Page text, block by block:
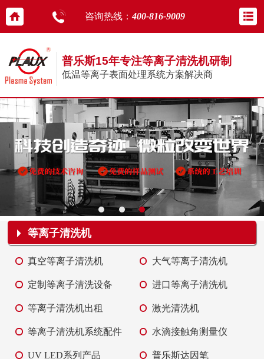
咨询热线： 400-816-9009
普乐斯15年专注等离子清洗机研制
低温等离子表面处理系统方案解决商
等离子清洗机
真空等离子清洗机 大气等离子清洗机
定制等离子清洗设备 进口等离子清洗机
等离子清洗机出租 激光清洗机
等离子清洗机系统配件 水滴接触角测量仪
UV LED系列产品 普乐斯达因笔